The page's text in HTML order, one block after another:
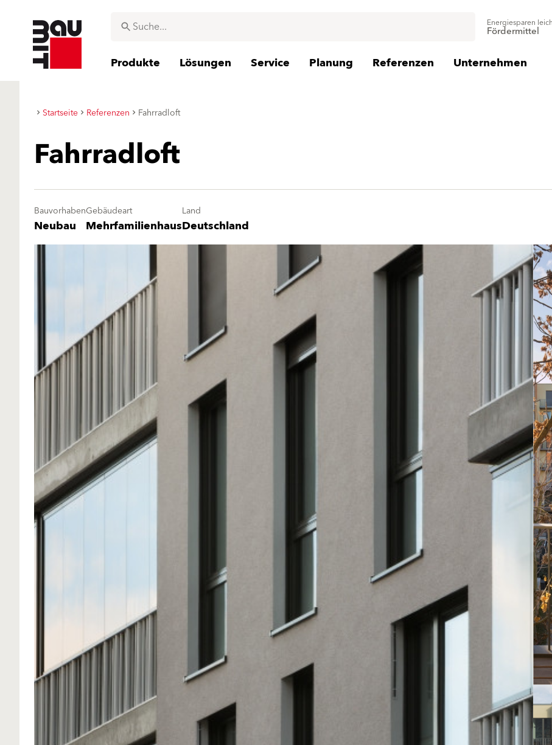
Energiesparen
Fördermittel
Produkte Lösungen Service Planung Referenzen Unternehmen
Startseite Referenzen Fahrradloft
Fahrradloft
Bauvorhaben
Neubau
Gebäudeart
Mehrfamilienhaus
Land
Deutschland